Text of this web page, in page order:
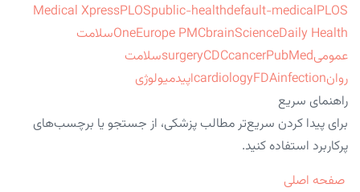
Medical XpressPLOSpublic-healthdefault-medicalPLOS
OneEurope PMCbrainScienceDaily Health
سلامت
عمومی
surgeryCDCcancerPubMed
سلامت
روان
cardiologyFDAinfection
اپیدمیولوژی
راهنمای سریع
برای پیدا کردن سریع‌تر مطالب پزشکی، از جستجو یا برچسب‌های
پرکاربرد استفاده کنید.
صفحه اصلی